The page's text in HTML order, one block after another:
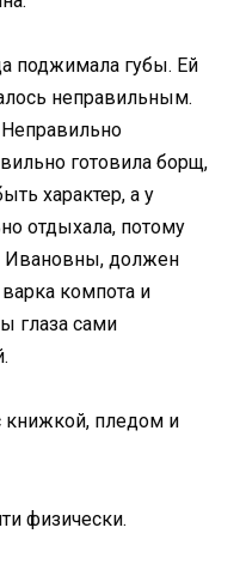
поджимала губы. Ей
неправильным.
готовила борщ,
характер, а у
отдыхала, потому
Ивановны, должен
компота и
глаза сами
книжкой, пледом и
физически.